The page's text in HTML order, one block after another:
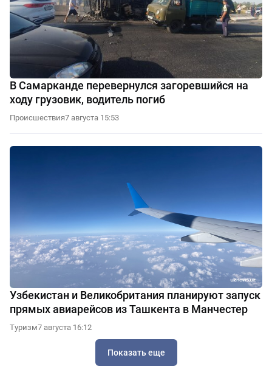
В Самарканде перевернулся загоревшийся на
ходу грузовик, водитель погиб
Происшествия7 августа 15:53
Узбекистан и Великобритания планируют запуск
прямых авиарейсов из Ташкента в Манчестер
Туризм7 августа 16:12
Показать еще